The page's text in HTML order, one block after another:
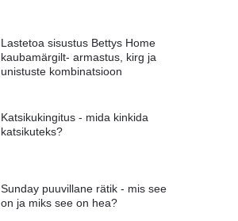
Lastetoa sisustus Bettys Home
kaubamärgilt- armastus, kirg ja
unistuste kombinatsioon
Katsikukingitus - mida kinkida
katsikuteks?
Sunday puuvillane rätik - mis see
on ja miks see on hea?